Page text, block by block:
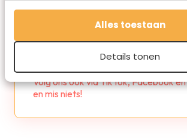
Alles toestaan
Details tonen
Redactie Travelvalley
De redactie van Travelvalley houd je
hoogte van reisnieuws en trends in
Volg ons ook via TikTok, Facebook
en mis niets!